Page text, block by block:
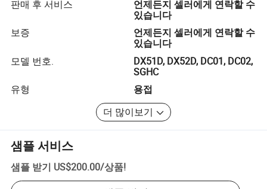
판매 후 서비스
언제든지 셀러에게 연락할 수
있습니다
보증
언제든지 셀러에게 연락할 수
있습니다
모델 번호.
DX51D, DX52D, DC01, DC02,
SGHC
유형
용접
더 많이보기
샘플 서비스
샘플 받기 US$200.00/상품!